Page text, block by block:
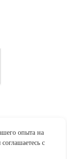
опыта на
с